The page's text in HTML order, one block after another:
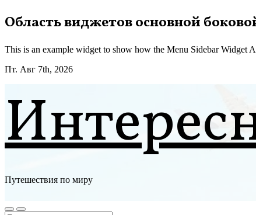
Перейти
к
Область виджетов основной
This is an example widget to show how the Menu Sidebar Widget
Пт. Авг 7th, 2026
Путешествия по миру